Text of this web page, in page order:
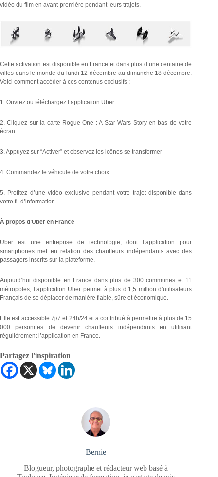
vidéo du film en avant-première pendant leurs trajets.
Cette activation est disponible en France et dans plus d’une centaine de
villes dans le monde du lundi 12 décembre au dimanche 18 décembre.
Voici comment accéder à ces contenus exclusifs :
1. Ouvrez ou téléchargez l’application Uber
2. Cliquez sur la carte Rogue One : A Star Wars Story en bas de votre
écran
3. Appuyez sur “Activer” et observez les icônes se transformer
4. Commandez le véhicule de votre choix
5. Profitez d’une vidéo exclusive pendant votre trajet disponible dans
votre fil d’information
À propos d’Uber en France
Uber est une entreprise de technologie, dont l’application pour
smartphones met en relation des chauffeurs indépendants avec des
passagers inscrits sur la plateforme.
Aujourd’hui disponible en France dans plus de 300 communes et 11
métropoles, l’application Uber permet à plus d’1,5 million d’utilisateurs
Français de se déplacer de manière fiable, sûre et économique.
Elle est accessible 7j/7 et 24h/24 et a contribué à permettre à plus de 15
000 personnes de devenir chauffeurs indépendants en utilisant
régulièrement l’application en France.
Partagez l'inspiration
Bernie
Blogueur, photographe et rédacteur web basé à